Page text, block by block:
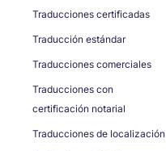
Traducciones certificadas
Traducción estándar
Traducciones comerciales
Traducciones con
certificación notarial
Traducciones de localización